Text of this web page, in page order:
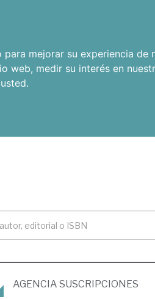
mejorar su experiencia de
web, medir su interés en
.
AGENCIA SUSCRIPCIONES